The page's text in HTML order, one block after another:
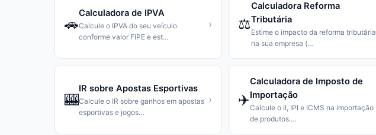
🚗
Calculadora de IPVA
Calcule o IPVA do seu veículo
conforme valor FIPE e est…
› ⚖️
Calculadora Reforma
Tributária
Estime o impacto da reforma tributária
na sua empresa (…
🎰
IR sobre Apostas Esportivas
Calcule o IR sobre ganhos em apostas
esportivas e jogos…
› ✈️
Calculadora de Imposto de
Importação
Calcule o II, IPI e ICMS na importação
de produtos.…